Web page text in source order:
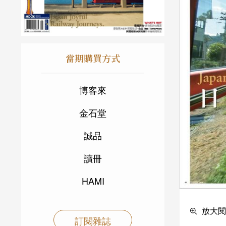
當期購買方式
博客來
金石堂
誠品
讀冊
HAMI
訂閱雜誌
放大